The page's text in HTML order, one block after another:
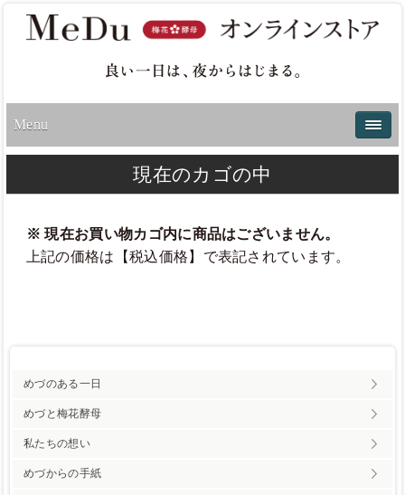
Menu
現在のカゴの中
※ 現在お買い物カゴ内に商品はございません。
上記の価格は【税込価格】で表記されています。
めづのある一日
めづと梅花酵母
私たちの想い
めづからの手紙